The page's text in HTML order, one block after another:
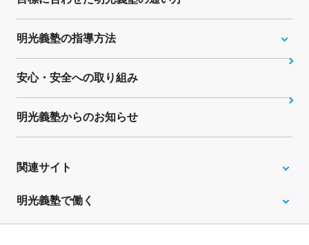
明光義塾の指導方法
安心・安全への取り組み
明光義塾からのお知らせ
関連サイト
明光義塾で働く